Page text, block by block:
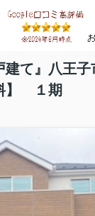
建て』八王
】 １期